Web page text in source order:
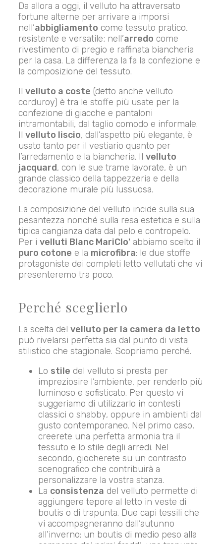
Da allora a oggi, il velluto ha attraversato
fortune alterne per arrivare a imporsi
nell’abbigliamento come tessuto pratico,
resistente e versatile; nell’arredo come
rivestimento di pregio e raffinata biancheria
per la casa. La differenza la fa la confezione e
la composizione del tessuto.
Ilvelluto a coste (detto anche velluto
corduroy) è tra le stoffe più usate per la
confezione di giacche e pantaloni
intramontabili, dal taglio comodo e informale.
Ilvelluto liscio, dall’aspetto più elegante, è
usato tanto per il vestiario quanto per
l’arredamento e la biancheria. Ilvelluto
jacquard, con le sue trame lavorate, è un
grande classico della tappezzeria e della
decorazione murale più lussuosa.
La composizione del velluto incide sulla sua
pesantezza nonché sulla resa estetica e sulla
tipica cangianza data dal pelo e contropelo.
Per ivelluti Blanc MariClo' abbiamo scelto il
puro cotone e la microfibra: le due stoffe
protagoniste dei completi letto vellutati che vi
presenteremo tra poco.
Perché sceglierlo
La scelta delvelluto per la camera da letto
può rivelarsi perfetta sia dal punto di vista
stilistico che stagionale. Scopriamo perché.
Lo stile del velluto si presta per
impreziosire l’ambiente, per renderlo più
luminoso e sofisticato. Per questo vi
suggeriamo di utilizzarlo in contesti
classici o shabby, oppure in ambienti dal
gusto contemporaneo. Nel primo caso,
creerete una perfetta armonia tra il
tessuto e lo stile degli arredi. Nel
secondo, giocherete su un contrasto
scenografico che contribuirà a
personalizzare la vostra stanza.
La consistenza del velluto permette di
aggiungere tepore al letto in veste di
boutis o di trapunta. Due capi tessili che
vi accompagneranno dall’autunno
all’inverno: un boutis di medio peso alla